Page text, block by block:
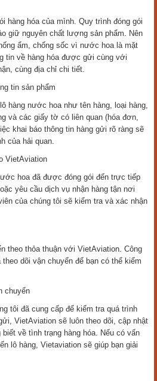
hàng hóa của mình. Quy trình đóng gói
giữ nguyên chất lượng sản phẩm. Nên
ẩm, chống sốc vì nước hoa là mặt
tin về hàng hóa được gửi cùng với
cùng địa chỉ chi tiết.
tin sản phẩm
hàng nước hoa như tên hàng, loại hàng,
và các giấy tờ có liên quan (hóa đơn,
khai báo thông tin hàng gửi rõ ràng sẽ
của hải quan.
VietAviation
hoa đã được đóng gói đến trực tiếp
yêu cầu dịch vụ nhận hàng tận nơi
của chúng tôi sẽ kiểm tra và xác nhận
theo thỏa thuận với VietAviation. Công
dõi vận chuyển để bạn có thể kiểm
chuyển
tôi đã cung cấp để kiểm tra quá trình
VietAviation sẽ luôn theo dõi, cập nhật
về tình trạng hàng hóa. Nếu có vấn
lô hàng, Vietaviation sẽ giúp bạn giải